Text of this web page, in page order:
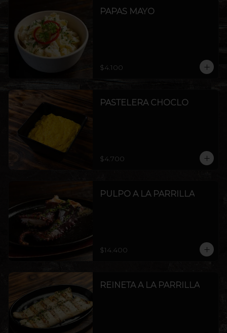
PAPAS MAYO
$4.100
PASTELERA CHOCLO
$4.700
PULPO A LA PARRILLA
$14.400
REINETA A LA PARRILLA